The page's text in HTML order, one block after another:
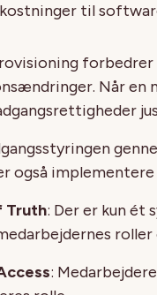
til
forbedrer
Når en
også
Truth: Der er kun ét
: